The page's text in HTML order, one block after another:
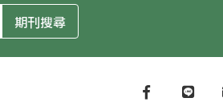
Facebook
line